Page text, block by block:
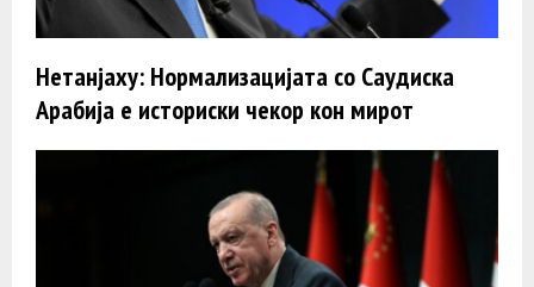
Нетанјаху: Нормализацијата со Саудиска
Арабија е историски чекор кон мирот